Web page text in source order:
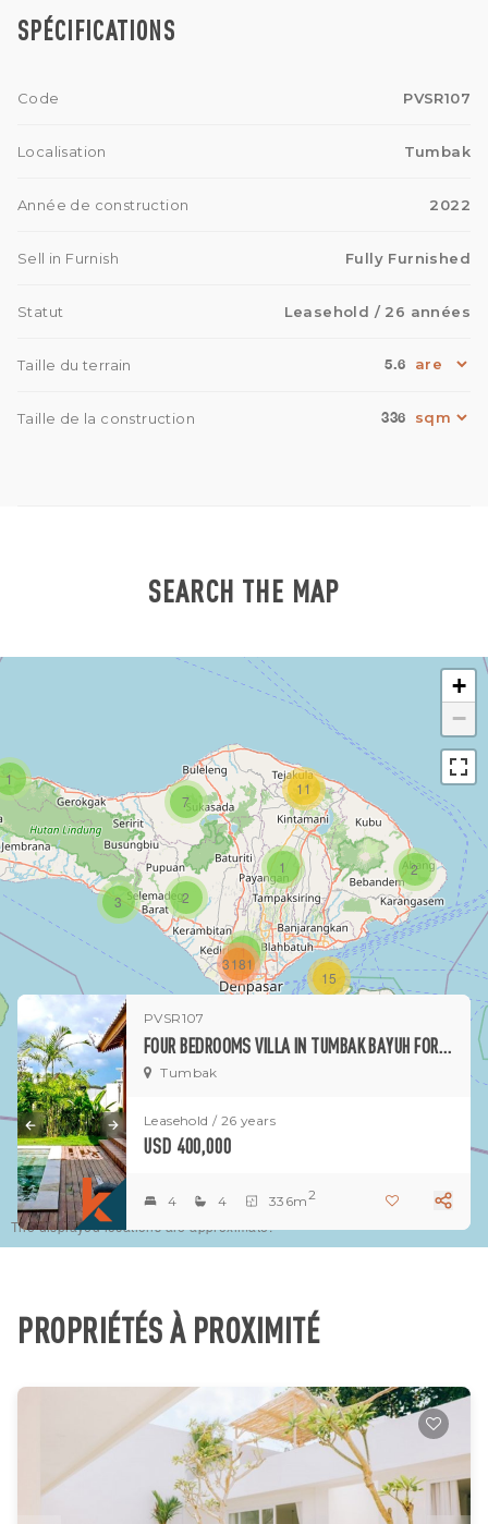
SPÉCIFICATIONS
Code PVSR107
Localisation Tumbak
Année de construction 2022
Sell in Furnish Fully Furnished
Statut Leasehold / 26 années
Taille du terrain 5.6
Taille de la construction 336
SEARCH THE MAP
1
1
1
3
7
2
15
11
3181
2
+
−
The displayed locations are approximate.
PVSR107
FOUR BEDROOMS VILLA IN TUMBAK BAYUH FOR SALE
Tumbak
Leasehold / 26 years
USD 400,000
4 4 336m2
PROPRIÉTÉS À PROXIMITÉ